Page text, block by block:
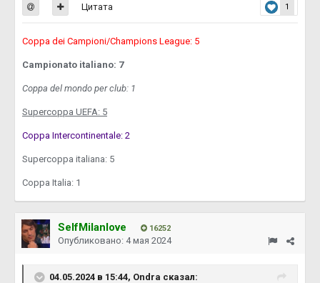
1
Цитата
Coppa dei Campioni/Champions League: 5
Campionato italiano: 7
Coppa del mondo per club: 1
Supercoppa UEFA: 5
Coppa Intercontinentale: 2
Supercoppa italiana: 5
Coppa Italia: 1
SelfMilanlove 16252
Опубликовано: 4 мая 2024
04.05.2024 в 15:44, Ondra сказал: